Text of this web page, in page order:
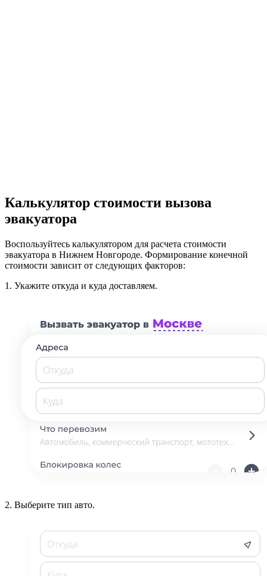
Калькулятор стоимости вызова
эвакуатора
Воспользуйтесь калькулятором для расчета стоимости
эвакуатора в Нижнем Новгороде. Формирование конечной
стоимости зависит от следующих факторов:
1. Укажите откуда и куда доставляем.
2. Выберите тип авто.